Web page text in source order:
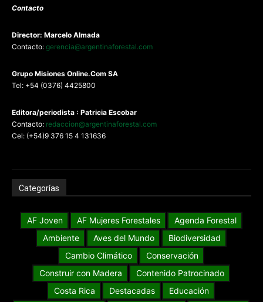
Contacto
Director: Marcelo Almada
Contacto: gerencia@argentinaforestal.com
Grupo Misiones Online.Com SA
Tel: +54 (0376) 4425800
Editora/periodista : Patricia Escobar
Contacto: redaccion@argentinaforestal.com
Cel: (+54)9 376 15 4 131636
Categorías
AF Joven AF Mujeres Forestales
Agenda Forestal
Ambiente
Aves del Mundo
Biodiversidad
Cambio Climático
Conservación
Construir con Madera
Contenido Patrocinado
Costa Rica
Destacadas
Educación